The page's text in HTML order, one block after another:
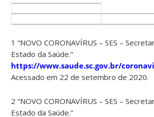
1 “NOVO CORONAVÍRUS – SES –
Estado da Saúde.”
https://www.saude.sc.gov.br/
Acessado em 22 de setembro de 2020.
2 “NOVO CORONAVÍRUS – SES –
Estado da Saúde.”